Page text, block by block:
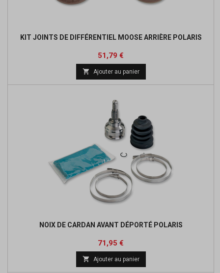
KIT JOINTS DE DIFFÉRENTIEL MOOSE ARRIÈRE POLARIS
Prix
51,79 €
base
 Ajouter au panier
NOIX DE CARDAN AVANT DÉPORTÉ POLARIS
Prix
71,95 €
base
 Ajouter au panier